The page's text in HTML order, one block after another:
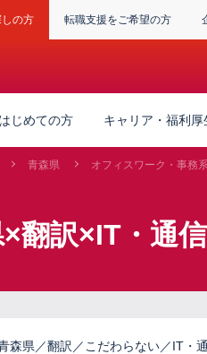
の方 転職支援をご希望の方
はじめての方 キャリア・福利厚
青森県 オフィスワーク・事務系
×翻訳×IT・通
森県／翻訳／こだわらない／IT・